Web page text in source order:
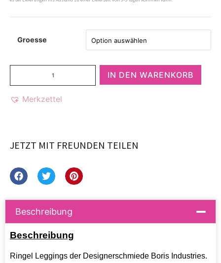
Groesse
IN DEN WARENKORB
Merkzettel
JETZT MIT FREUNDEN TEILEN
Beschreibung
Beschreibung
Ringel Leggings der Designerschmiede Boris Industries.